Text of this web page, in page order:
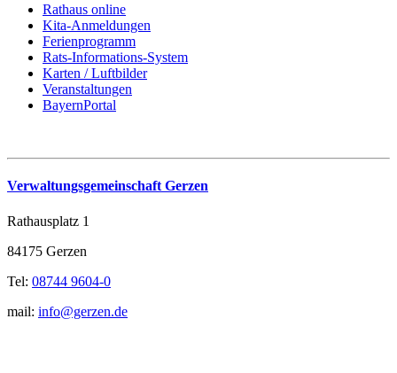
Rathaus online
Kita-Anmeldungen
Ferienprogramm
Rats-Informations-System
Karten / Luftbilder
Veranstaltungen
BayernPortal
Verwaltungsgemeinschaft Gerzen
Rathausplatz 1
84175 Gerzen
Tel: 08744 9604-0
mail: info@gerzen.de